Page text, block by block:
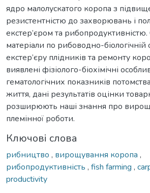
ядро малолускатого коропа з
резистентністю до захворювань і
екстер’єром та
матеріали по рибоводно-біологічній
екстер’єру плідників та ремонту
виявлені фізіолого-біохімічні
гематологічних показників
життя, дані результатів оцінки
розширюють наші знання про
племінної роботи.
Ключові слова
рибництво , вирощування коропа ,
рибопродуктивність , fish farming ,
productivity